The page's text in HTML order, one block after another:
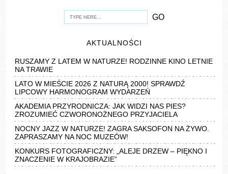
AKTUALNOŚCI
RUSZAMY Z LATEM W NATURZE! RODZINNE KINO LETNIE
NA TRAWIE
LATO W MIEŚCIE 2026 Z NATURĄ 2000! SPRAWDŹ
LIPCOWY HARMONOGRAM WYDARZEŃ
AKADEMIA PRZYRODNICZA: JAK WIDZI NAS PIES?
ZROZUMIEĆ CZWORONOŻNEGO PRZYJACIELA
NOCNY JAZZ W NATURZE! ZAGRA SAKSOFON NA ŻYWO.
ZAPRASZAMY NA NOC MUZEÓW!
KONKURS FOTOGRAFICZNY: „ALEJE DRZEW – PIĘKNO I
ZNACZENIE W KRAJOBRAZIE”